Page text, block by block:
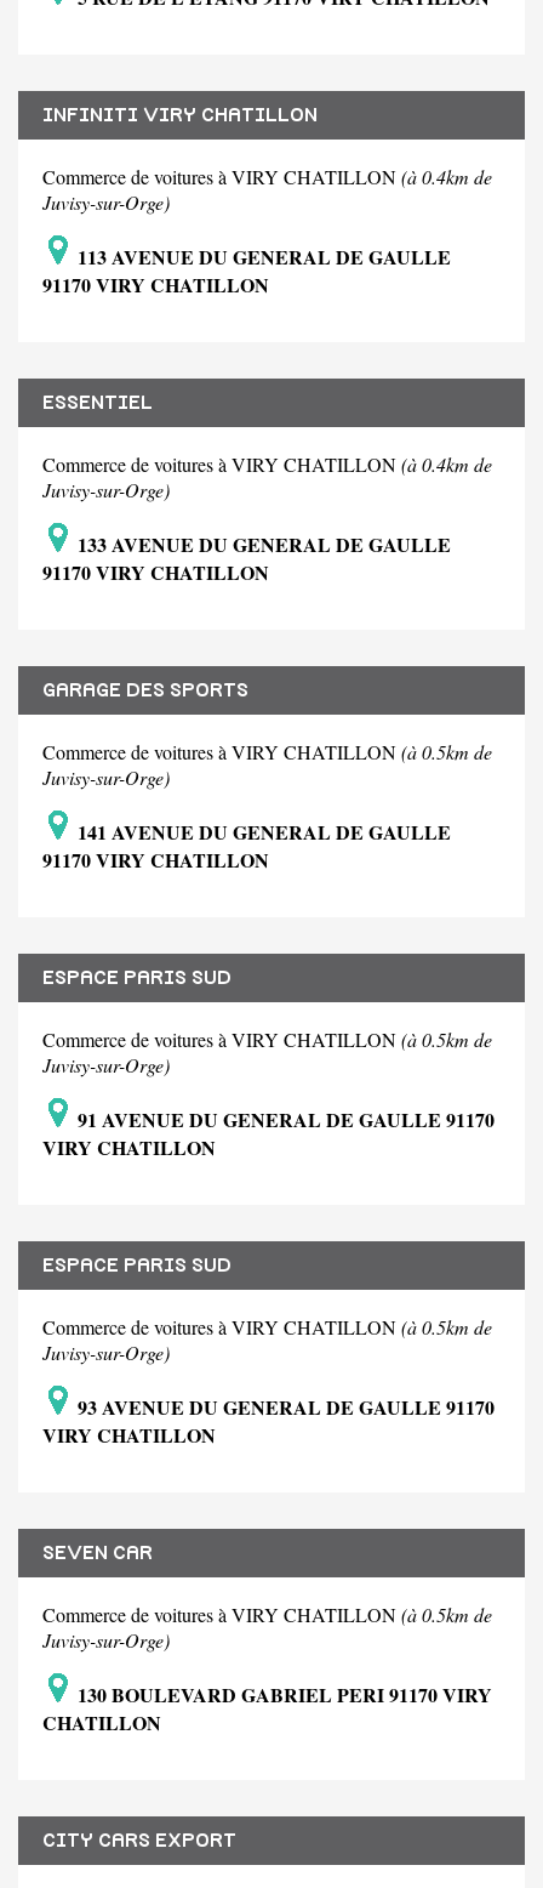
INFINITI VIRY CHATILLON
Commerce de voitures à VIRY CHATILLON(à 0.4km de
Juvisy-sur-Orge)
113 AVENUE DU GENERAL DE GAULLE
91170 VIRY CHATILLON
ESSENTIEL
Commerce de voitures à VIRY CHATILLON(à 0.4km de
Juvisy-sur-Orge)
133 AVENUE DU GENERAL DE GAULLE
91170 VIRY CHATILLON
GARAGE DES SPORTS
Commerce de voitures à VIRY CHATILLON(à 0.5km de
Juvisy-sur-Orge)
141 AVENUE DU GENERAL DE GAULLE
91170 VIRY CHATILLON
ESPACE PARIS SUD
Commerce de voitures à VIRY CHATILLON(à 0.5km de
Juvisy-sur-Orge)
91 AVENUE DU GENERAL DE GAULLE 91170
VIRY CHATILLON
ESPACE PARIS SUD
Commerce de voitures à VIRY CHATILLON(à 0.5km de
Juvisy-sur-Orge)
93 AVENUE DU GENERAL DE GAULLE 91170
VIRY CHATILLON
SEVEN CAR
Commerce de voitures à VIRY CHATILLON(à 0.5km de
Juvisy-sur-Orge)
130 BOULEVARD GABRIEL PERI 91170 VIRY
CHATILLON
CITY CARS EXPORT